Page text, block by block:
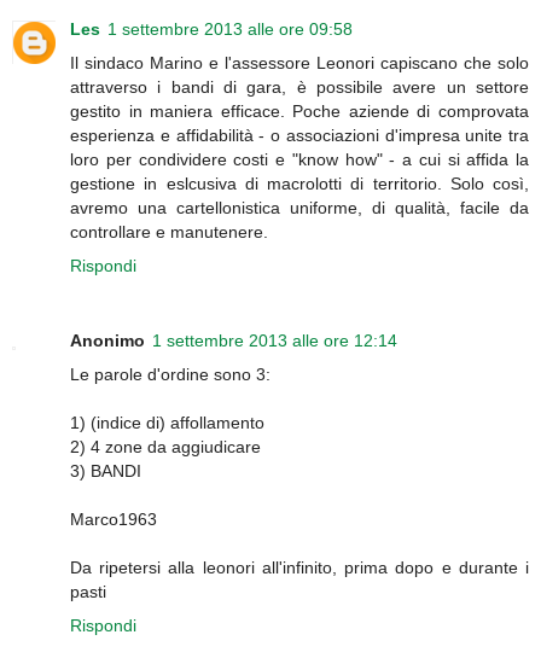
Les 1 settembre 2013 alle ore 09:58
Il sindaco Marino e l'assessore Leonori capiscano che solo
attraverso i bandi di gara, è possibile avere un settore
gestito in maniera efficace. Poche aziende di comprovata
esperienza e affidabilità - o associazioni d'impresa unite tra
loro per condividere costi e "know how" - a cui si affida la
gestione in eslcusiva di macrolotti di territorio. Solo così,
avremo una cartellonistica uniforme, di qualità, facile da
controllare e manutenere.
Rispondi
Anonimo 1 settembre 2013 alle ore 12:14
Le parole d'ordine sono 3:
1) (indice di) affollamento
2) 4 zone da aggiudicare
3) BANDI
Marco1963
Da ripetersi alla leonori all'infinito, prima dopo e durante i
pasti
Rispondi